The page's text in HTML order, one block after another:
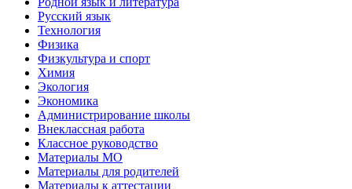
Русский язык
Технология
Физика
Физкультура и спорт
Химия
Экология
Экономика
Администрирование школы
Внеклассная работа
Классное руководство
Материалы МО
Материалы для родителей
Материалы к аттестации